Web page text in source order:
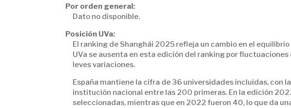
Por orden general:
Dato no disponible.
Posición UVa:
El ranking de Shanghái 2025 refleja un cambio en el
UVa se ausenta en esta edición del ranking por
leves variaciones.
España mantiene la cifra de 36 universidades incluidas, con
institución nacional entre las 200 primeras. En la edición
seleccionadas, mientras que en 2022 fueron 40, lo que da